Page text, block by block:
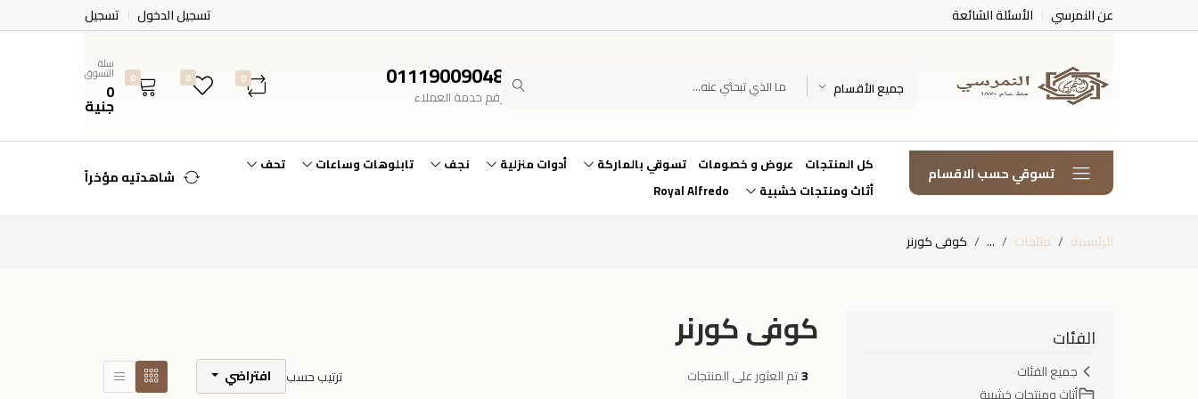
عن النمرسي الأسئلة الشائعة تسجيل الدخول تسجيل
جميع الأقسام 01119009048
رقم خدمة العملاء
0
0
0
سلة
التسوق
0
جنية
تسوقي حسب الاقسام كل المنتجات عروض و خصومات تسوقي بالماركة أدوات منزلية نجف تابلوهات وساعات
تحف
أثاث ومنتجات خشبية
Royal Alfredo
شاهدتيه مؤخراً
الرئيسية منتجات ... كوفى كورنر
الفئات
جميع الفئات
كوفى كورنر
3تم العثور على المنتجات ترتيب حسب افتراضي